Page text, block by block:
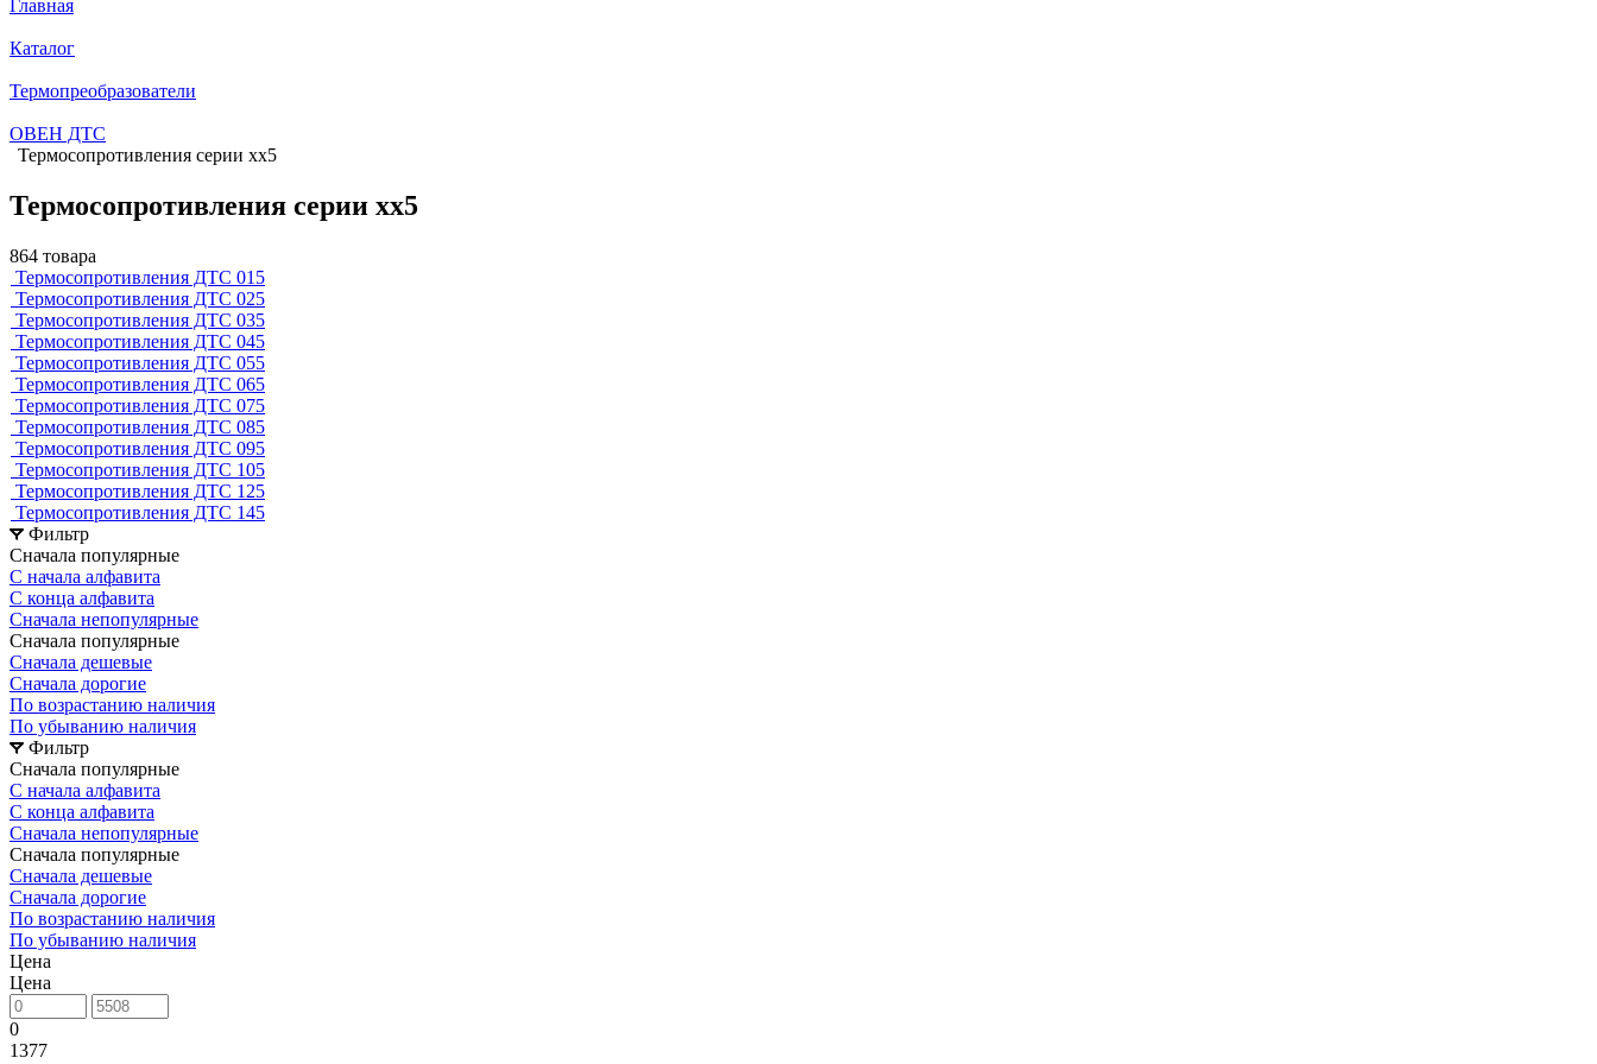
Главная
Каталог
Термопреобразователи
ОВЕН ДТС
Термосопротивления серии хх5
Термосопротивления серии хх5
864 товара
Термосопротивления ДТС 015
Термосопротивления ДТС 025
Термосопротивления ДТС 035
Термосопротивления ДТС 045
Термосопротивления ДТС 055
Термосопротивления ДТС 065
Термосопротивления ДТС 075
Термосопротивления ДТС 085
Термосопротивления ДТС 095
Термосопротивления ДТС 105
Термосопротивления ДТС 125
Термосопротивления ДТС 145
Фильтр
Сначала популярные
С начала алфавита
С конца алфавита
Сначала непопулярные
Сначала популярные
Сначала дешевые
Сначала дорогие
По возрастанию наличия
По убыванию наличия
Фильтр
Сначала популярные
С начала алфавита
С конца алфавита
Сначала непопулярные
Сначала популярные
Сначала дешевые
Сначала дорогие
По возрастанию наличия
По убыванию наличия
Цена
Цена
0
1377